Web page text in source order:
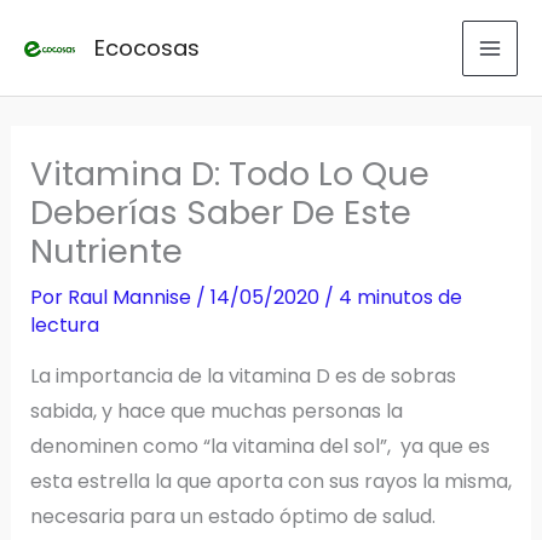
Ecocosas
Vitamina D: Todo Lo Que
Deberías Saber De Este
Nutriente
Por Raul Mannise / 14/05/2020 / 4 minutos de
lectura
La importancia de la vitamina D es de sobras
sabida, y hace que muchas personas la
denominen como “la vitamina del sol”, ya que es
esta estrella la que aporta con sus rayos la misma,
necesaria para un estado óptimo de salud.